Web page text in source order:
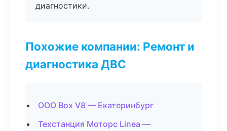
диагностики.
Похожие компании: Ремонт и
диагностика ДВС
ООО Box V8 — Екатеринбург
Техстанция Моторс Linea —